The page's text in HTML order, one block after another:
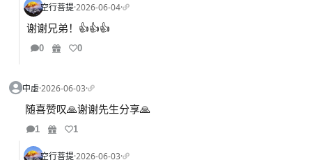
空行菩提·2026-06-04·
谢谢兄弟！👍👍👍
0 0
中虚·2026-06-03·
随喜赞叹🙏谢谢先生分享🙏
1 1
空行菩提·2026-06-03·